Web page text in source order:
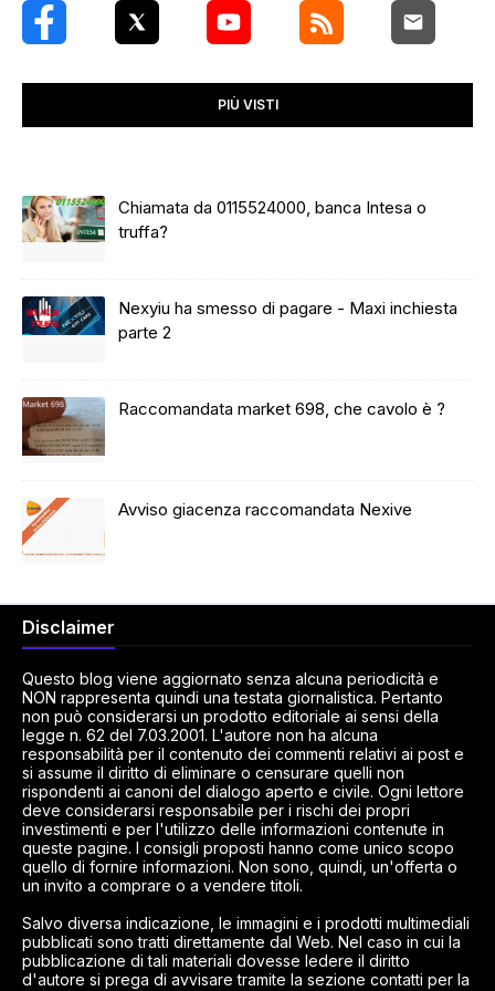
PIÙ VISTI
Chiamata da 0115524000, banca Intesa o
truffa?
Nexyiu ha smesso di pagare - Maxi inchiesta
parte 2
Raccomandata market 698, che cavolo è ?
Avviso giacenza raccomandata Nexive
Disclaimer
Questo blog viene aggiornato senza alcuna periodicità e
NON rappresenta quindi una testata giornalistica. Pertanto
non può considerarsi un prodotto editoriale ai sensi della
legge n. 62 del 7.03.2001. L'autore non ha alcuna
responsabilità per il contenuto dei commenti relativi ai post e
si assume il diritto di eliminare o censurare quelli non
rispondenti ai canoni del dialogo aperto e civile. Ogni lettore
deve considerarsi responsabile per i rischi dei propri
investimenti e per l'utilizzo delle informazioni contenute in
queste pagine. I consigli proposti hanno come unico scopo
quello di fornire informazioni. Non sono, quindi, un'offerta o
un invito a comprare o a vendere titoli.
Salvo diversa indicazione, le immagini e i prodotti multimediali
pubblicati sono tratti direttamente dal Web. Nel caso in cui la
pubblicazione di tali materiali dovesse ledere il diritto
d'autore si prega di avvisare tramite la sezione contatti per la